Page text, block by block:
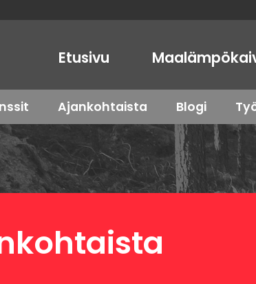
Etusivu
Ajankohtaista Blogi